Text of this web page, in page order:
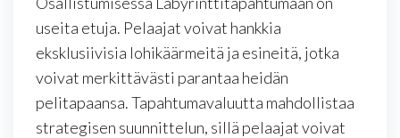
useita etuja. Pelaajat voivat hankkia
eksklusiivisia lohikäärmeitä ja esineitä, jotka
voivat merkittävästi parantaa heidän
pelitapaansa. Tapahtumavaluutta mahdollistaa
strategisen suunnittelun, sillä pelaajat voivat